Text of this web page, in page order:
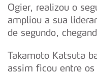
Ogier, realizou o
ampliou a sua
de segundo,
Takamoto Katsuta
assim ficou entre